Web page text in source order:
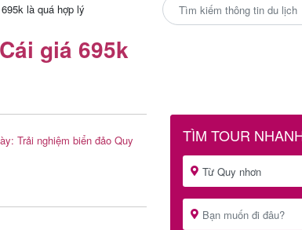
là quá hợp lý
giá 695k
Trải nghiệm biển đảo Quy
TÌM TOUR